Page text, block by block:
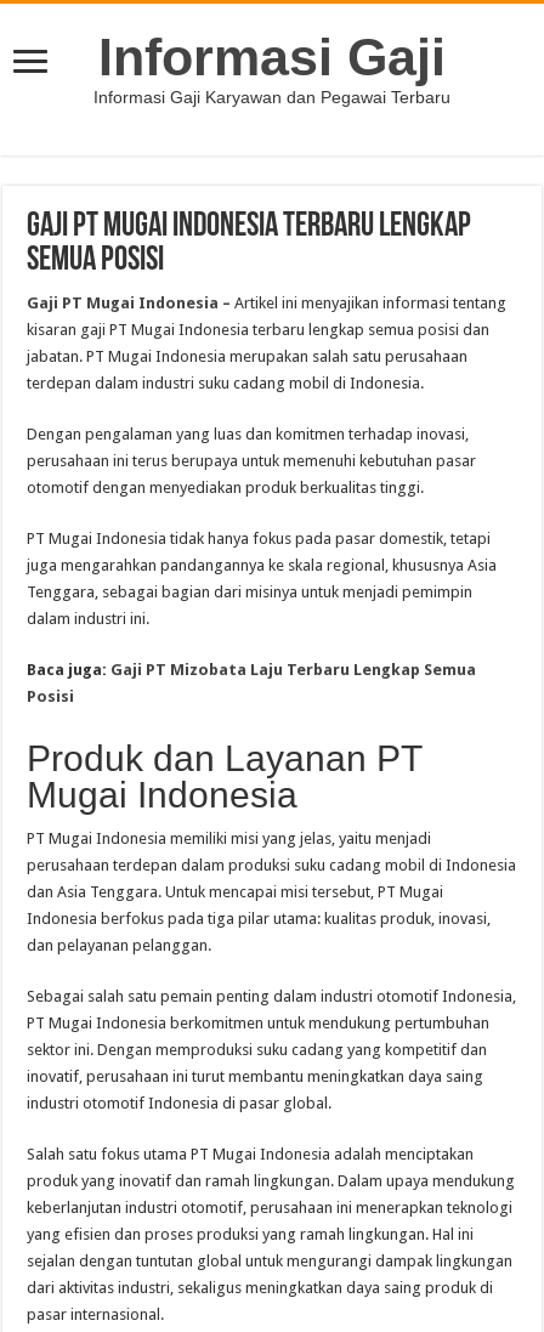
Informasi Gaji
Informasi Gaji Karyawan dan Pegawai Terbaru
Gaji PT Mugai Indonesia Terbaru Lengkap
Semua Posisi
Gaji PT Mugai Indonesia – Artikel ini menyajikan informasi tentang
kisaran gaji PT Mugai Indonesia terbaru lengkap semua posisi dan
jabatan. PT Mugai Indonesia merupakan salah satu perusahaan
terdepan dalam industri suku cadang mobil di Indonesia.
Dengan pengalaman yang luas dan komitmen terhadap inovasi,
perusahaan ini terus berupaya untuk memenuhi kebutuhan pasar
otomotif dengan menyediakan produk berkualitas tinggi.
PT Mugai Indonesia tidak hanya fokus pada pasar domestik, tetapi
juga mengarahkan pandangannya ke skala regional, khususnya Asia
Tenggara, sebagai bagian dari misinya untuk menjadi pemimpin
dalam industri ini.
Baca juga: Gaji PT Mizobata Laju Terbaru Lengkap Semua
Posisi
Produk dan Layanan PT
Mugai Indonesia
PT Mugai Indonesia memiliki misi yang jelas, yaitu menjadi
perusahaan terdepan dalam produksi suku cadang mobil di Indonesia
dan Asia Tenggara. Untuk mencapai misi tersebut, PT Mugai
Indonesia berfokus pada tiga pilar utama: kualitas produk, inovasi,
dan pelayanan pelanggan.
Sebagai salah satu pemain penting dalam industri otomotif Indonesia,
PT Mugai Indonesia berkomitmen untuk mendukung pertumbuhan
sektor ini. Dengan memproduksi suku cadang yang kompetitif dan
inovatif, perusahaan ini turut membantu meningkatkan daya saing
industri otomotif Indonesia di pasar global.
Salah satu fokus utama PT Mugai Indonesia adalah menciptakan
produk yang inovatif dan ramah lingkungan. Dalam upaya mendukung
keberlanjutan industri otomotif, perusahaan ini menerapkan teknologi
yang efisien dan proses produksi yang ramah lingkungan. Hal ini
sejalan dengan tuntutan global untuk mengurangi dampak lingkungan
dari aktivitas industri, sekaligus meningkatkan daya saing produk di
pasar internasional.